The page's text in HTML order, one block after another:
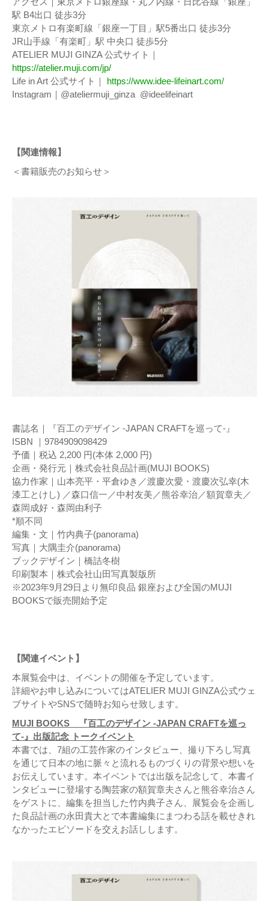
駅 B4出口 徒歩3分
東京メトロ有楽町線「銀座一丁目」駅5番出口 徒歩3分
JR山手線「有楽町」駅 中央口 徒歩5分
ATELIER MUJI GINZA 公式サイト｜
https://atelier.muji.com/jp/
Life in Art 公式サイト｜ https://www.idee-lifeinart.com/
Instagram｜@ateliermuji_ginza @ideelifeinart
【関連情報】
＜書籍販売のお知らせ＞
書誌名｜『百工のデザイン -JAPAN CRAFTを巡って-』
ISBN ｜9784909098429
予価｜税込 2,200 円(本体 2,000 円)
企画・発行元｜株式会社良品計画(MUJI BOOKS)
協力作家｜山本亮平・平倉ゆき／渡慶次愛・渡慶次弘幸(木
漆工とけし) ／森口信一／中村友美／熊谷幸治／額賀章夫／
森岡成好・森岡由利子
*順不同
編集・文｜竹内典子(panorama)
写真｜大隅圭介(panorama)
ブックデザイン｜橋詰冬樹
印刷製本｜株式会社山田写真製版所
※2023年9月29日より無印良品 銀座および全国のMUJI
BOOKSで販売開始予定
【関連イベント】
本展覧会中は、イベントの開催を予定しています。
詳細やお申し込みについてはATELIER MUJI GINZA公式ウェ
ブサイトやSNSで随時お知らせ致します。
MUJI BOOKS 『百工のデザイン -JAPAN CRAFTを巡っ
て-』出版記念 トークイベント
本書では、7組の工芸作家のインタビュー、撮り下ろし写真
を通じて日本の地に脈々と流れるものづくりの背景や想いを
お伝えしています。本イベントでは出版を記念して、本書イ
ンタビューに登場する陶芸家の額賀章夫さんと熊谷幸治さん
をゲストに、編集を担当した竹内典子さん、展覧会を企画し
た良品計画の永田貴大とで本書編集にまつわる話を載せきれ
なかったエピソードを交えお話しします。